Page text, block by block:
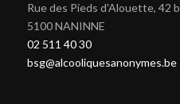
Rue des Pieds d'Alouette, 42 b
5100 NANINNE
02 511 40 30
bsg@alcooliquesanonymes.be